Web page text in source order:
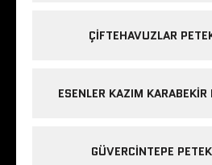
ÇIFTEHAVUZLAR
ESENLER KAZIM
GÜVERCINTEPE